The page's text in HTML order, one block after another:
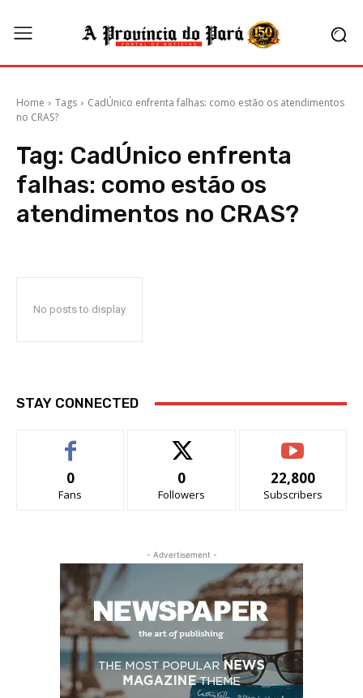
Home Tags
CadÚnico enfrenta falhas: como estão os atendimentos
no CRAS?
Tag: CadÚnico enfrenta
falhas: como estão os
atendimentos no CRAS?
No posts to display
STAY CONNECTED
0
Fans
0
Followers
22,800
Subscribers
- Advertisement -